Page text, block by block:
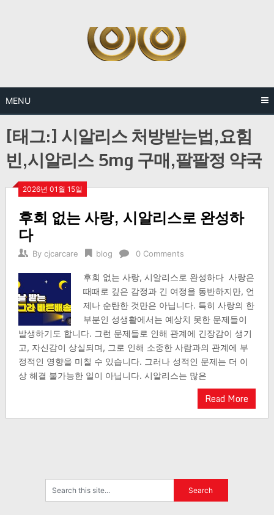
MENU
[태그:]시알리스 처방받는법,요힘
빈,시알리스 5mg 구매,팔팔정 약국
2026년 01월 15일
후회 없는 사랑, 시알리스로 완성하
다
By cjcarcare blog 0 Comments
후회 없는 사랑, 시알리스로 완성하다 사랑은
때때로 깊은 감정과 긴 여정을 동반하지만, 언
제나 순탄한 것만은 아닙니다. 특히 사랑의 한
부분인 성생활에서는 예상치 못한 문제들이
발생하기도 합니다. 그런 문제들로 인해 관계에 긴장감이 생기
고, 자신감이 상실되며, 그로 인해 소중한 사람과의 관계에 부
정적인 영향을 미칠 수 있습니다. 그러나 성적인 문제는 더 이
상 해결 불가능한 일이 아닙니다. 시알리스는 많은
Read More